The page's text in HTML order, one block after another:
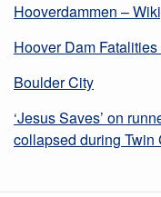
Hooverdammen –
Hoover Dam
Boulder City
‘Jesus Saves’ on
collapsed during Twin